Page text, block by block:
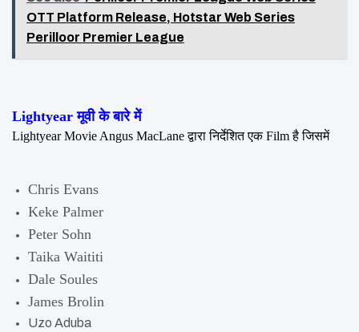
OTT Platform Release, Hotstar Web Series
Perilloor Premier League
Lightyear मूवी के बारे में
Lightyear Movie Angus MacLane द्वारा निर्देशित एक Film है जिसमें
Chris Evans
Keke Palmer
Peter Sohn
Taika Waititi
Dale Soules
James Brolin
Uzo Aduba